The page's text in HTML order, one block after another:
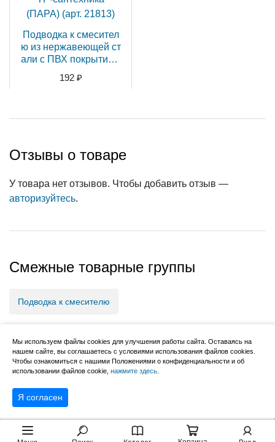
Подводка к смесител
ю из нержавеющей ст
али с ПВХ покрытием
(ПАРА) (арт. 21813)
192 ₽
см, внутренняя/внутр
роточка ПВХ (D200)/1
Отзывы о товаре
У товара нет отзывов. Чтобы добавить отзыв —
авторизуйтесь.
Смежные товарные группы
Подводка к смесителю
Гибкая подводка для воды Перчатки
Фитинги полипропиленовые
2007–2026, НовМетиз
Мы используем файлы cookies для улучшения работы сайта. Оставаясь на
нашем сайте, вы соглашаетесь с условиями использования файлов cookies.
Чтобы ознакомиться с нашими Положениями о конфиденциальности и об
использовании файлов cookie, нажмите здесь
Я согласен